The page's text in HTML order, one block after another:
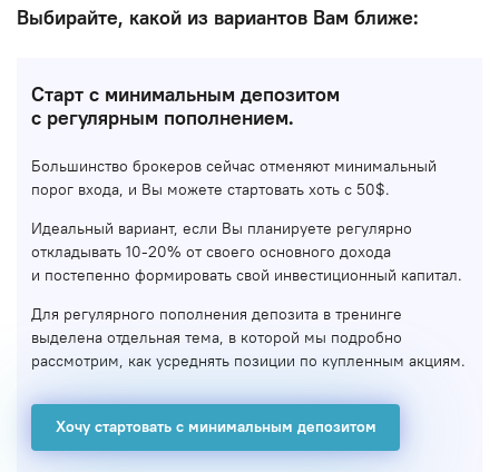
Выбирайте, какой из вариантов Вам ближе:
Старт с минимальным депозитом
с регулярным пополнением.
Большинство брокеров сейчас отменяют минимальный
порог входа, и Вы можете стартовать хоть с 50$.
Идеальный вариант, если Вы планируете регулярно
откладывать 10-20% от своего основного дохода
и постепенно формировать свой инвестиционный капитал.
Для регулярного пополнения депозита в тренинге
выделена отдельная тема, в которой мы подробно
рассмотрим, как усреднять позиции по купленным акциям.
Хочу стартовать с минимальным депозитом